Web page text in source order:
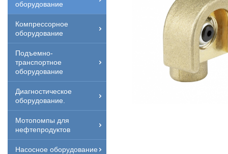
оборудование
Компрессорное
оборудование
Подъемно-
транспортное
оборудование
Диагностическое
оборудование.
Мотопомпы для
нефтепродуктов
Насосное оборудование